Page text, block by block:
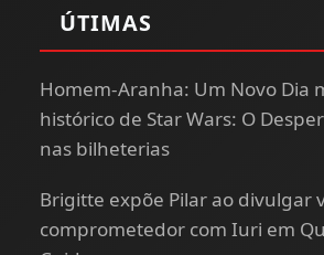
ÚTIMAS
Homem-Aranha: Um Novo Dia
histórico de Star Wars: O
nas bilheterias
Brigitte expõe Pilar ao divulgar
comprometedor com Iuri em